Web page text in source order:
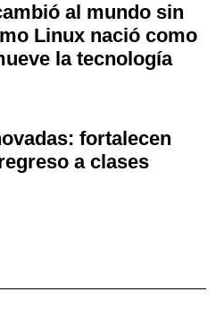
al mundo sin
Linux nació como
la tecnología
fortalecen
a clases